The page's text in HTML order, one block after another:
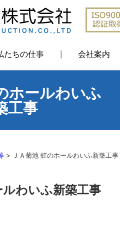
たちの仕事 会社案内
ホールわいふ
工事
> ＪＡ菊池 虹のホールわいふ新築工事
ルわいふ新築工事